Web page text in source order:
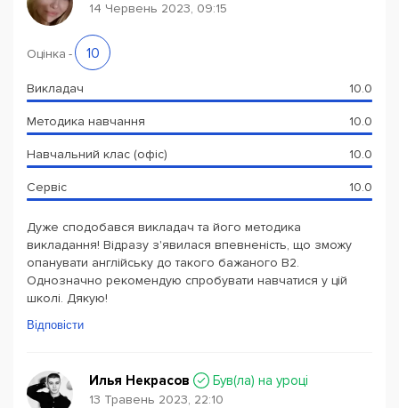
14 Червень 2023, 09:15
Оцінка - 10
Викладач 10.0
Методика навчання 10.0
Навчальний клас (офіс) 10.0
Сервіс 10.0
Дуже сподобався викладач та його методика
викладання! Відразу з'явилася впевненість, що зможу
опанувати англійську до такого бажаного B2.
Однозначно рекомендую спробувати навчатися у цій
школі. Дякую!
Відповісти
Илья Некрасов Був(ла) на уроці
13 Травень 2023, 22:10